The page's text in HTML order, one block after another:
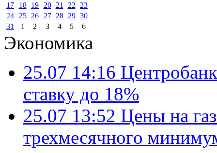
17 18 19 20 21 22
23
24
25 26 27 28 29 30
31
1 2 3 4 5 6
Экономика
25.07 14:16
ставку до 18%
25.07 13:52 Цены на
трехмесячного